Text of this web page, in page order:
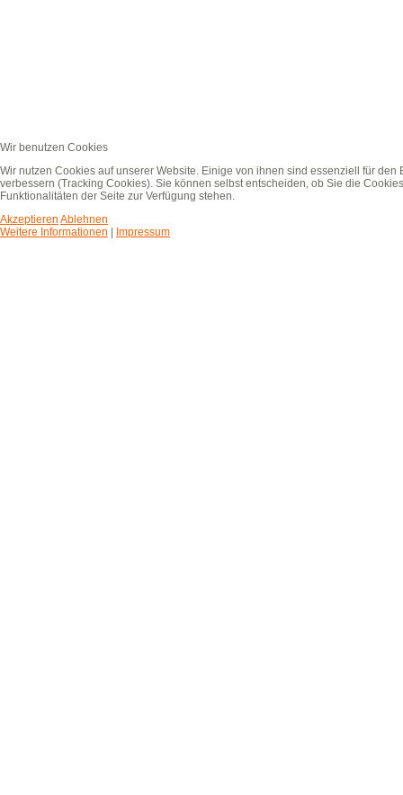
Wir benutzen Cookies
Wir nutzen Cookies auf unserer Website. Einige von ihnen sind essenziell für
verbessern (Tracking Cookies). Sie können selbst entscheiden, ob Sie die
Funktionalitäten der Seite zur Verfügung stehen.
Akzeptieren Ablehnen
Weitere Informationen | Impressum